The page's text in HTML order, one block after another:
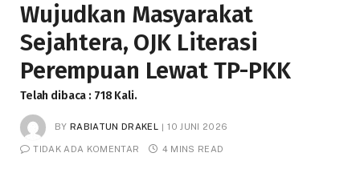
Wujudkan Masyarakat
Sejahtera, OJK Literasi
Perempuan Lewat TP-PKK
Telah dibaca : 718 Kali.
BY RABIATUN DRAKEL 10 JUNI 2026
TIDAK ADA KOMENTAR 4 MINS READ